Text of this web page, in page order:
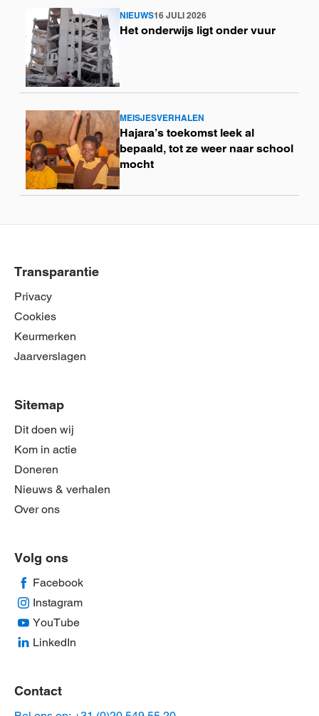
NIEUWS16 JULI 2026
Het onderwijs ligt onder vuur
Lees
meer
MEISJESVERHALEN
Hajara’s toekomst leek al
bepaald, tot ze weer naar school
mocht
Lees
meer
Transparantie
Privacy
Cookies
Keurmerken
Jaarverslagen
Sitemap
Dit doen wij
Kom in actie
Doneren
Nieuws & verhalen
Over ons
Volg ons
Facebook
Instagram
YouTube
LinkedIn
Contact